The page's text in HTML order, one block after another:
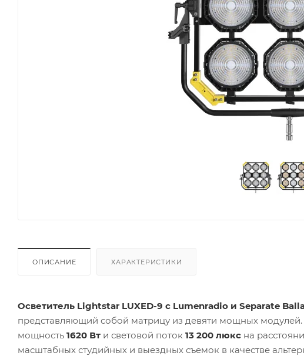
ОПИСАНИЕ ХАРАКТЕРИСТИКИ
Осветитель Lightstar LUXED-9 с Lumenradio и Separate
представляющий собой матрицу из девяти мощных
мощность 1620 Вт и световой поток 13 200 люкс на
масштабных студийных и выездных съемок в качестве